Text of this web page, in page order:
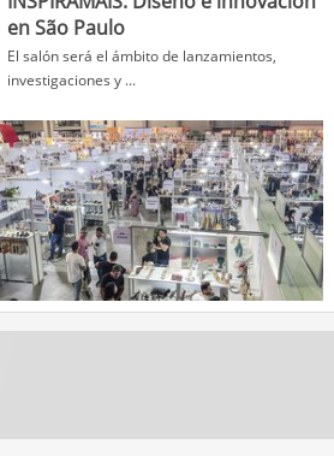
en São Paulo
​El salón será el ámbito de lanzamientos,
investigaciones y ...